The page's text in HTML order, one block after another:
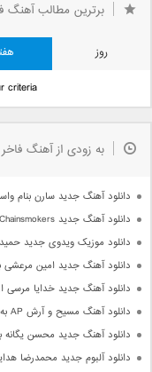
برترین مطالب آهنگ
روز
criteria.
به زودی از آهنگ فاخر
دانلود آهنگ جدید سارن بنام
دانلود آهنگ جدید The Chainsmokers و Emily Warren بنام Side Effects
دانلود موزیک ویدوی جدید
دانلود آهنگ جدید امین مرعشی
دانلود آهنگ جدید خدایا
دانلود آهنگ مسیح و آرش AP به نام خیلی دلم تنگه
دانلود آهنگ جدید محسن یگانه
دانلود آلبوم جدید محمدرضا